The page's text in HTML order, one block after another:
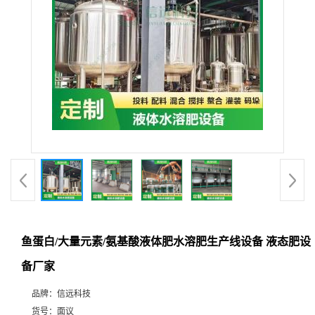
鱼蛋白/大量元素/氨基酸液体肥水溶肥生产线设备 液态肥设
备厂家
品牌： 信远科技
货号： 面议